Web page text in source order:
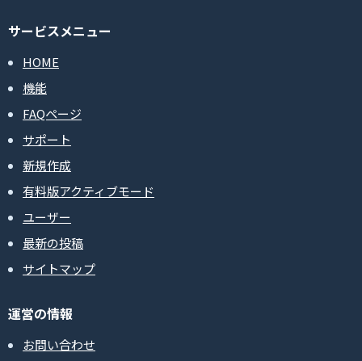
サービスメニュー
HOME
機能
FAQページ
サポート
新規作成
有料版アクティブモード
ユーザー
最新の投稿
サイトマップ
運営の情報
お問い合わせ